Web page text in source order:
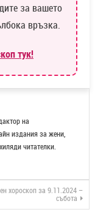
за вашето
връзка.
тук!
на
издания за жени,
читателки.
хороскоп за 9.11.2024 –
събота